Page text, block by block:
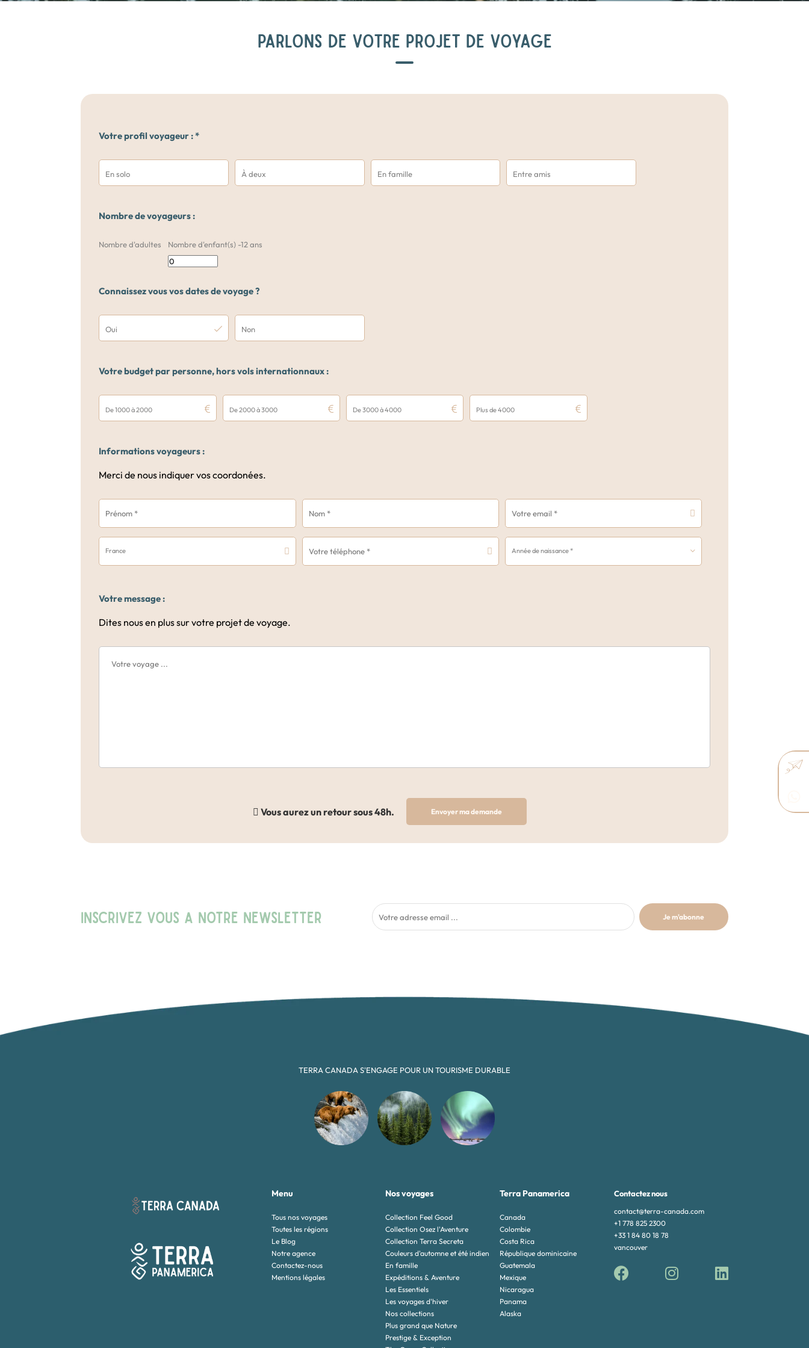
PARLONS DE VOTRE PROJET DE VOYAGE
Votre profil voyageur : *
En solo À deux En famille Entre amis
Nombre de voyageurs :
Nombre d'adultes Nombre d'enfant(s) -12 ans
Connaissez vous vos dates de voyage ?
Oui Non
Votre budget par personne, hors vols internationnaux :
De 1000 à 2000 De 2000 à 3000 De 3000 à 4000 Plus de 4000
Informations voyageurs :
Merci de nous indiquer vos coordonées.
Votre message :
Dites nous en plus sur votre projet de voyage.
Vous aurez un retour sous 48h. Envoyer ma demande
INSCRIVEZ VOUS A NOTRE NEWSLETTER Je m'abonne
TERRA CANADA S'ENGAGE POUR UN TOURISME DURABLE
Menu
Tous nos voyages
Toutes les régions
Le Blog
Notre agence
Contactez-nous
Mentions légales
Nos voyages
Collection Feel Good
Collection Osez l'Aventure
Collection Terra Secreta
Couleurs d'automne et été indien
En famille
Expéditions & Aventure
Les Essentiels
Les voyages d'hiver
Nos collections
Plus grand que Nature
Prestige & Exception
Terra Panamerica
Canada
Colombie
Costa Rica
République dominicaine
Guatemala
Mexique
Nicaragua
Panama
Alaska
Contactez nous
contact@terra-canada.com
+1 778 825 2300
+33 1 84 80 18 78
vancouver